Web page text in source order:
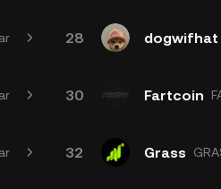
28 dogwifhat
30 Fartcoin
32 Grass